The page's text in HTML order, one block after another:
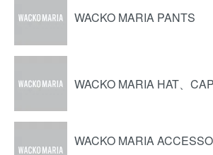
WACKO MARIA PANTS
WACKO MARIA HAT、
WACKO MARIA